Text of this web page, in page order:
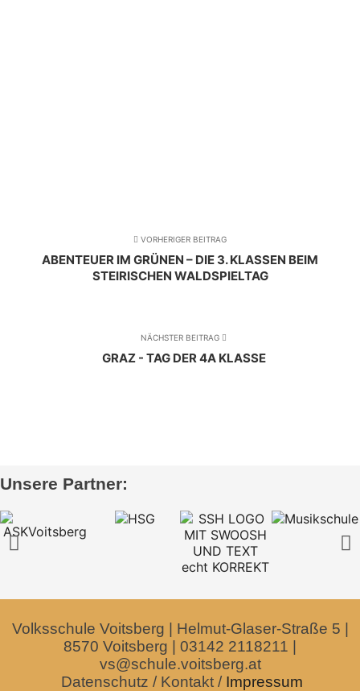
VORHERIGER BEITRAG
ABENTEUER IM GRÜNEN – DIE 3. KLASSEN BEIM
STEIRISCHEN WALDSPIELTAG
NÄCHSTER BEITRAG
GRAZ - TAG DER 4A KLASSE
Unsere Partner:
Volksschule Voitsberg | Helmut-Glaser-Straße 5 |
8570 Voitsberg | 03142 2118211 |
vs@schule.voitsberg.at
Datenschutz / Kontakt / Impressum